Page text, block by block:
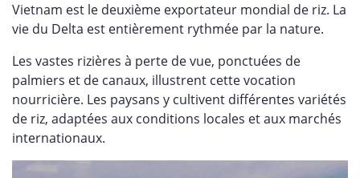
Vietnam est le deuxième exportateur mondial de riz. La
vie du Delta est entièrement rythmée par la nature.
Les vastes rizières à perte de vue, ponctuées de
palmiers et de canaux, illustrent cette vocation
nourricière. Les paysans y cultivent différentes variétés
de riz, adaptées aux conditions locales et aux marchés
internationaux.